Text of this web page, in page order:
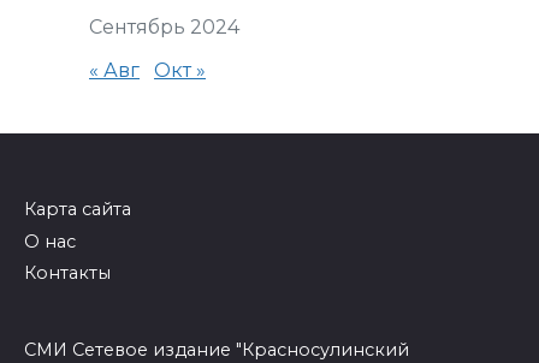
Сентябрь 2024
« Авг Окт »
Карта сайта
О нас
Контакты
СМИ Сетевое издание "Красносулинский